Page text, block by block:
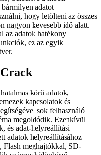
bármilyen adatot
hogy letölteni az összes
nagyon kevesebb idő alatt.
az adatok hatékony
ez az egyik
körű adatok,
kapcsolatok és
sok felhasználó
megoldódik. Ezenkívül
és adat-helyreállítási
adatok helyreállításához
Flash meghajtókkal, SD-